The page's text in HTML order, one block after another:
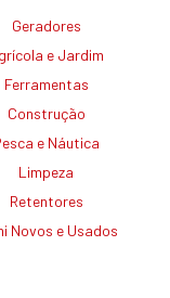
Geradores
e Jardim
Ferramentas
Construção
e Náutica
Limpeza
Retentores
Novos e Usados